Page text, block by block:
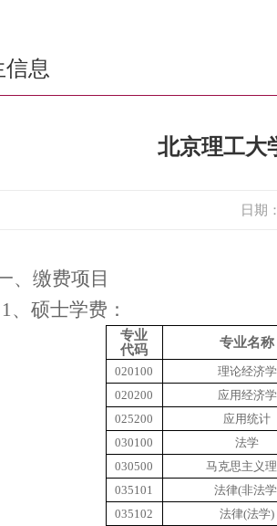
信息
北京理工大
日期
缴费项目
1、硕士学费：
专业
代码
专业名称
020100 理论经济学
020200
应用经济学
025200
应用统计
030100
法学
030500
马克思主义
035101
法律(非法
035102
法律(法学)